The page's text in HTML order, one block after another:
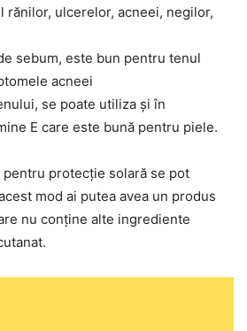
rănilor, ulcerelor, acneei, negilor,
sebum, este bun pentru tenul
acneei
se poate utiliza și în
E care este bună pentru piele.
protecție solară se pot
mod ai putea avea un produs
nu conține alte ingrediente